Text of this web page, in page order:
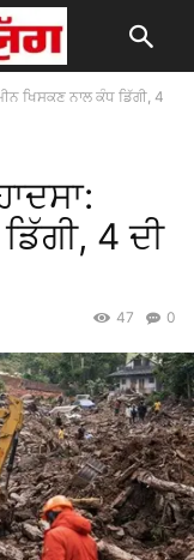
ਖਿਸਕਣ ਨਾਲ ਕੰਧ ਡਿੱਗੀ, 4
4 ਦੀ
0
47